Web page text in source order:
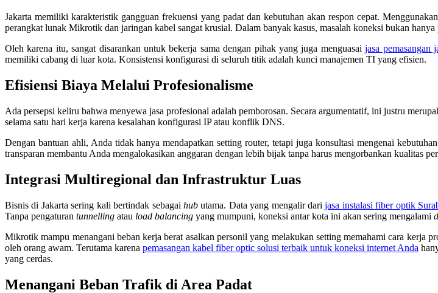
Jakarta memiliki karakteristik gangguan frekuensi yang padat dan kebutuhan akan respon cepat.
perangkat lunak Mikrotik dan jaringan kabel sangat krusial. Dalam banyak kasus, masalah koneksi bukan hanya
Oleh karena itu, sangat disarankan untuk bekerja sama dengan pihak yang juga menguasaijasa
memiliki cabang di luar kota. Konsistensi konfigurasi di seluruh titik adalah kunci manajemen TI yang efisien.
Efisiensi Biaya Melalui Profesionalisme
Ada persepsi keliru bahwa menyewa jasa profesional adalah pemborosan. Secara argumentatif, ini justru
selama satu hari kerja karena kesalahan konfigurasi IP atau konflik DNS.
Dengan bantuan ahli, Anda tidak hanya mendapatkan setting router, tetapi juga konsultasi mengenai
transparan membantu Anda mengalokasikan anggaran dengan lebih bijak tanpa harus mengorbankan kualitas
Integrasi Multiregional dan Infrastruktur Luas
Bisnis di Jakarta sering kali bertindak sebagai hubutama. Data yang mengalir darijasa instalasi fiber optik
Tanpa pengaturan tunnelling atau load balancing yang mumpuni, koneksi antar kota ini akan sering mengalami
Mikrotik mampu menangani beban kerja berat asalkan personil yang melakukan setting memahami cara
oleh orang awam. Terutama karena pemasangan kabel fiber optic solusi terbaik untuk koneksi internet Anda
yang cerdas.
Menangani Beban Trafik di Area Padat